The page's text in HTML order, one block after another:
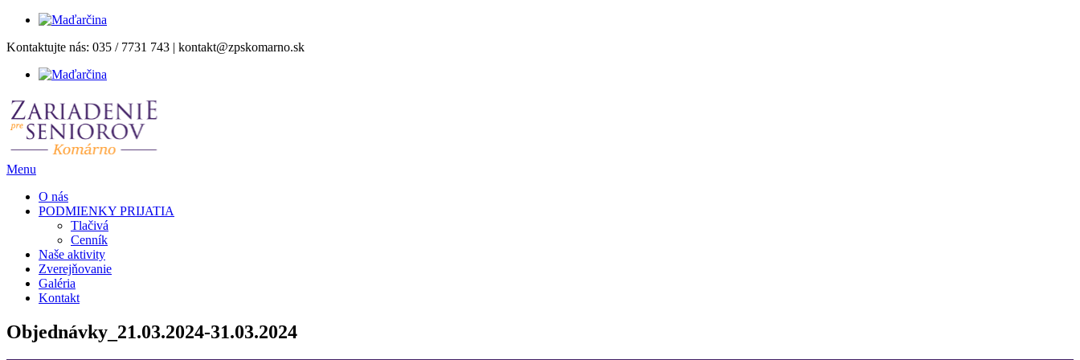
Prejsť
obsah
Kontaktujte nás: 035 / 7731 743 | kontakt@zpskomarno.sk
Menu
O nás
PODMIENKY PRIJATIA
Tlačivá
Cenník
Naše aktivity
Zverejňovanie
Galéria
Kontakt
Objednávky_21.03.2024-31.03.2024